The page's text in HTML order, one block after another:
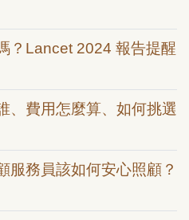
？Lancet 2024 報告提醒
、費用怎麼算、如何挑選
服務員該如何安心照顧？